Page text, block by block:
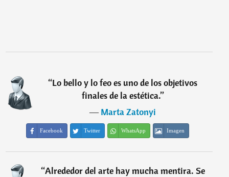
“Lo bello y lo feo es uno de los objetivos
finales de la estética.”
―Marta Zatonyi
Facebook Twitter WhatsApp Imagen
“Alrededor del arte hay mucha mentira. Se